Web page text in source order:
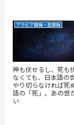
アラビア語論・言語論
神も伏せるし、死も
なくても、日本語の
やり切らなければ死
語の「死」。あの世
い